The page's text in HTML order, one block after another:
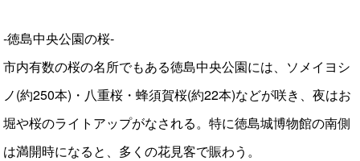
‐徳島中央公園の桜‐
市内有数の桜の名所でもある徳島中央公園には、ソメイヨシ
ノ(約250本)・八重桜・蜂須賀桜(約22本)などが咲き、夜はお
堀や桜のライトアップがなされる。特に徳島城博物館の南側
は満開時になると、多くの花見客で賑わう。